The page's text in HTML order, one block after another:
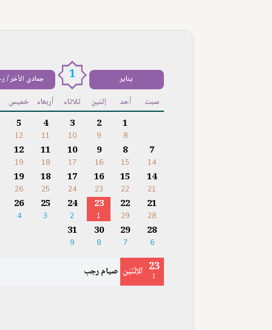
يناير 1 جمادى الآخر /
سبت أحد إثنين ثلاثاء أربعاء خميس
1
8
2
9
3
10
4
11
5
12
7
14
8
15
9
16
10
17
11
18
12
19
14
21
15
22
16
23
17
24
18
25
19
26
21
28
22
29
23
1
24
2
25
3
26
4
28
6
29
7
30
8
31
9
23
1 الإثْنَيْن صيام رجب